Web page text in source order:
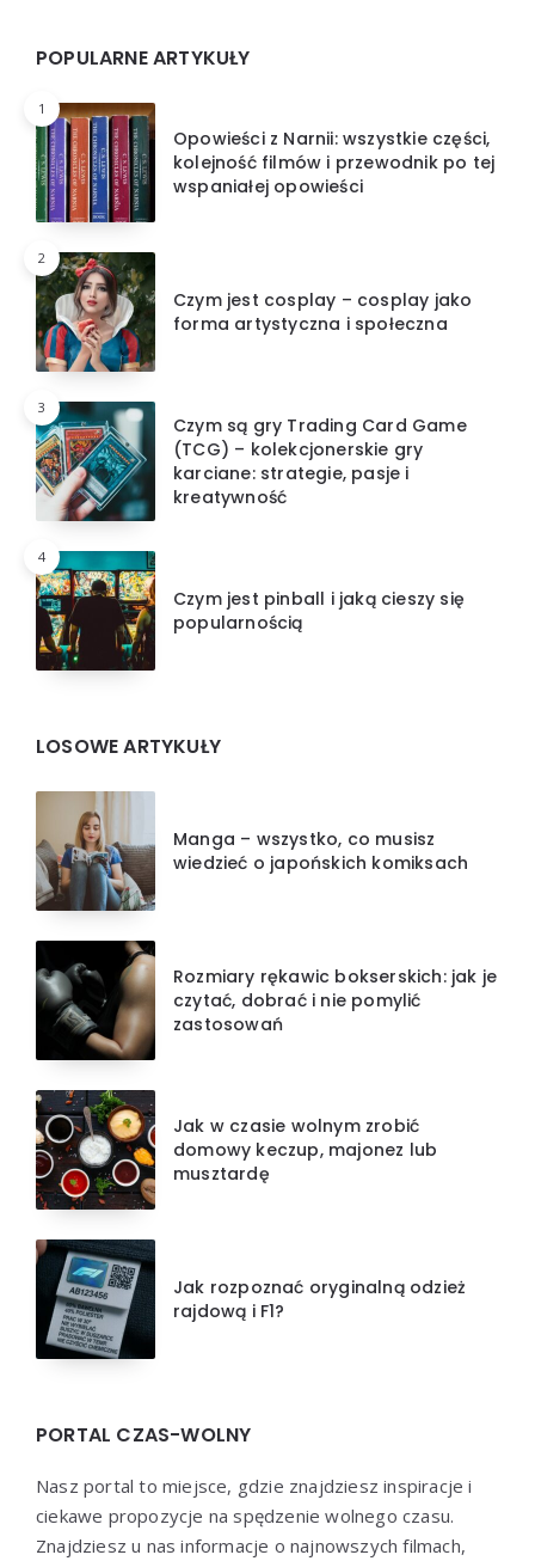
Widgets
POPULARNE ARTYKUŁY
1
Opowieści z Narnii: wszystkie części,
kolejność filmów i przewodnik po tej
wspaniałej opowieści
2
Czym jest cosplay – cosplay jako
forma artystyczna i społeczna
3
Czym są gry Trading Card Game
(TCG) – kolekcjonerskie gry
karciane: strategie, pasje i
kreatywność
4
Czym jest pinball i jaką cieszy się
popularnością
LOSOWE ARTYKUŁY
Manga – wszystko, co musisz
wiedzieć o japońskich komiksach
Rozmiary rękawic bokserskich: jak je
czytać, dobrać i nie pomylić
zastosowań
Jak w czasie wolnym zrobić
domowy keczup, majonez lub
musztardę
Jak rozpoznać oryginalną odzież
rajdową i F1?
PORTAL CZAS-WOLNY
Nasz portal to miejsce, gdzie znajdziesz inspiracje i
ciekawe propozycje na spędzenie wolnego czasu.
Znajdziesz u nas informacje o najnowszych filmach,